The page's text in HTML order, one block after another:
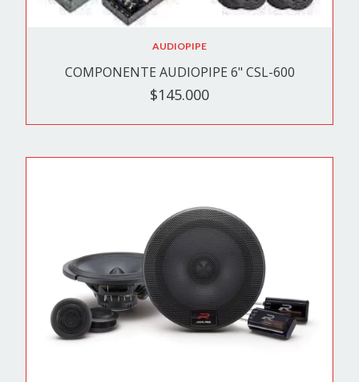
AUDIOPIPE
COMPONENTE AUDIOPIPE 6" CSL-600
$145.000